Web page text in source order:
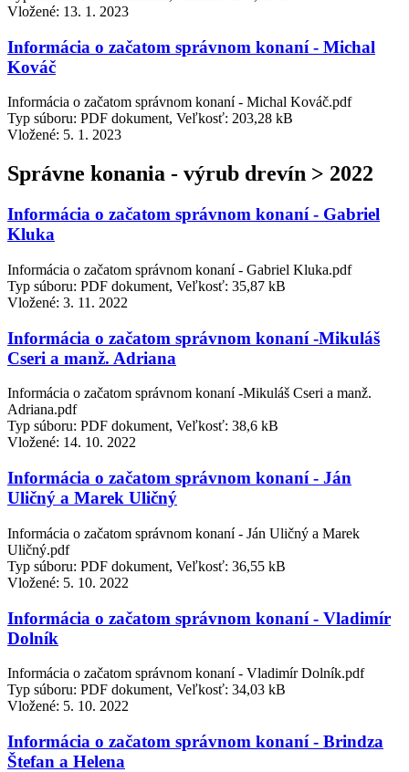
Vložené: 13. 1. 2023
Informácia o začatom správnom konaní - Michal
Kováč
Informácia o začatom správnom konaní - Michal Kováč.pdf
Typ súboru: PDF dokument, Veľkosť: 203,28 kB
Vložené: 5. 1. 2023
Správne konania - výrub drevín > 2022
Informácia o začatom správnom konaní - Gabriel
Kluka
Informácia o začatom správnom konaní - Gabriel Kluka.pdf
Typ súboru: PDF dokument, Veľkosť: 35,87 kB
Vložené: 3. 11. 2022
Informácia o začatom správnom konaní -Mikuláš
Cseri a manž. Adriana
Informácia o začatom správnom konaní -Mikuláš Cseri a manž.
Adriana.pdf
Typ súboru: PDF dokument, Veľkosť: 38,6 kB
Vložené: 14. 10. 2022
Informácia o začatom správnom konaní - Ján
Uličný a Marek Uličný
Informácia o začatom správnom konaní - Ján Uličný a Marek
Uličný.pdf
Typ súboru: PDF dokument, Veľkosť: 36,55 kB
Vložené: 5. 10. 2022
Informácia o začatom správnom konaní - Vladimír
Dolník
Informácia o začatom správnom konaní - Vladimír Dolník.pdf
Typ súboru: PDF dokument, Veľkosť: 34,03 kB
Vložené: 5. 10. 2022
Informácia o začatom správnom konaní - Brindza
Štefan a Helena